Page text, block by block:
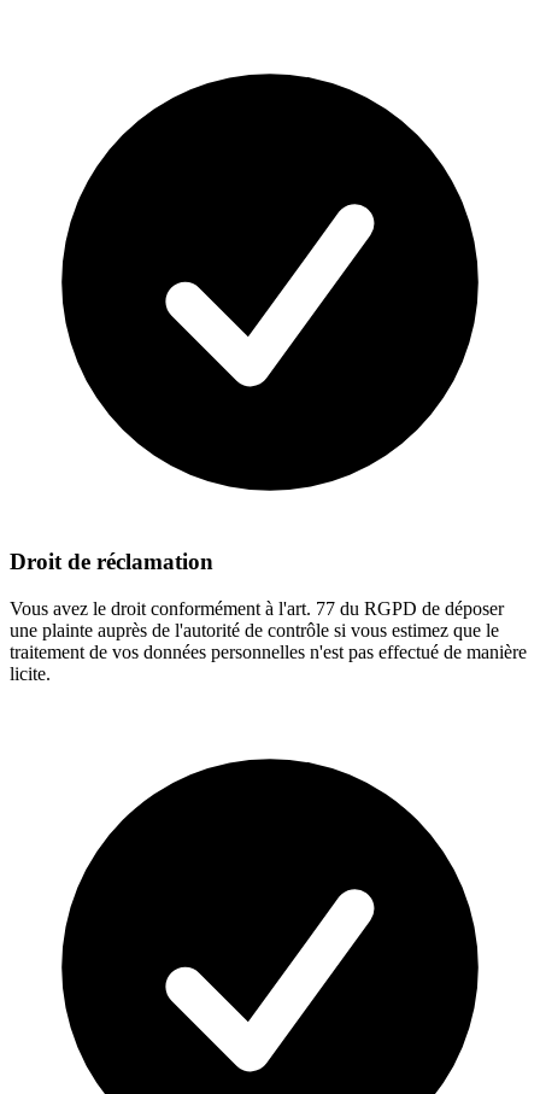
Droit de réclamation
Vous avez le droit conformément à l'art. 77 du RGPD de déposer
une plainte auprès de l'autorité de contrôle si vous estimez que le
traitement de vos données personnelles n'est pas effectué de manière
licite.